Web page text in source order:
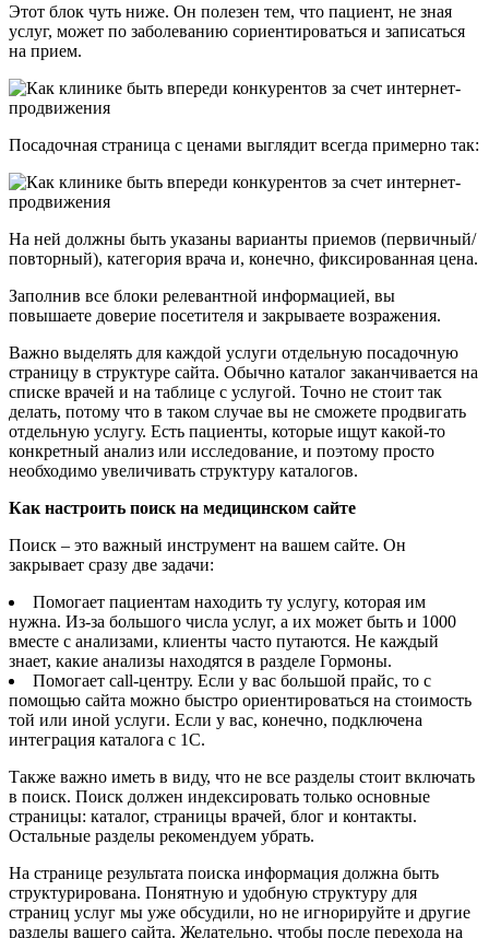
Этот блок чуть ниже. Он полезен тем, что пациент, не зная
услуг, может по заболеванию сориентироваться и записаться
на прием.
Посадочная страница с ценами выглядит всегда примерно так:
На ней должны быть указаны варианты приемов (первичный/
повторный), категория врача и, конечно, фиксированная цена.
Заполнив все блоки релевантной информацией, вы
повышаете доверие посетителя и закрываете возражения.
Важно выделять для каждой услуги отдельную посадочную
страницу в структуре сайта. Обычно каталог заканчивается на
списке врачей и на таблице с услугой. Точно не стоит так
делать, потому что в таком случае вы не сможете продвигать
отдельную услугу. Есть пациенты, которые ищут какой-то
конкретный анализ или исследование, и поэтому просто
необходимо увеличивать структуру каталогов.
Как настроить поиск на медицинском сайте
Поиск – это важный инструмент на вашем сайте. Он
закрывает сразу две задачи:
Помогает пациентам находить ту услугу, которая им
нужна. Из-за большого числа услуг, а их может быть и 1000
вместе с анализами, клиенты часто путаются. Не каждый
знает, какие анализы находятся в разделе Гормоны.
Помогает call-центру. Если у вас большой прайс, то с
помощью сайта можно быстро ориентироваться на стоимость
той или иной услуги. Если у вас, конечно, подключена
интеграция каталога с 1С.
Также важно иметь в виду, что не все разделы стоит включать
в поиск. Поиск должен индексировать только основные
страницы: каталог, страницы врачей, блог и контакты.
Остальные разделы рекомендуем убрать.
На странице результата поиска информация должна быть
структурирована. Понятную и удобную структуру для
страниц услуг мы уже обсудили, но не игнорируйте и другие
разделы вашего сайта. Желательно, чтобы после перехода на